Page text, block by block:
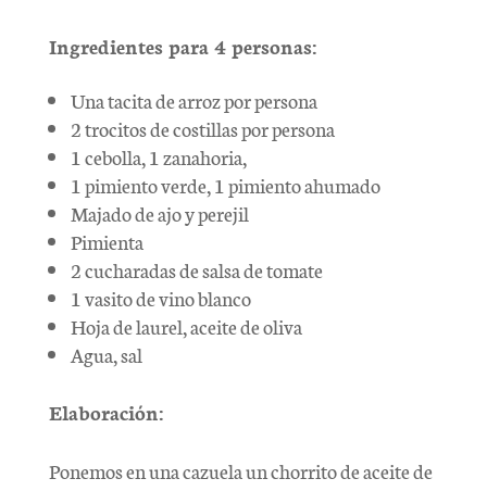
Ingredientes para 4 personas:
Una tacita de arroz por persona
2 trocitos de costillas por persona
1 cebolla, 1 zanahoria,
1 pimiento verde, 1 pimiento ahumado
Majado de ajo y perejil
Pimienta
2 cucharadas de salsa de tomate
1 vasito de vino blanco
Hoja de laurel, aceite de oliva
Agua, sal
Elaboración:
Ponemos en una cazuela un chorrito de aceite de